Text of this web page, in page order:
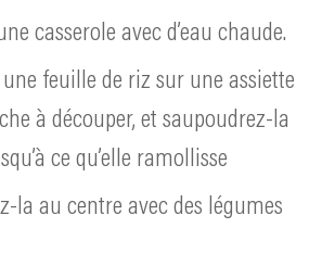
casserole avec d’eau chaude.
une feuille de riz sur une assiette
à découper, et saupoudrez-la
ce qu’elle ramollisse
la au centre avec des légumes